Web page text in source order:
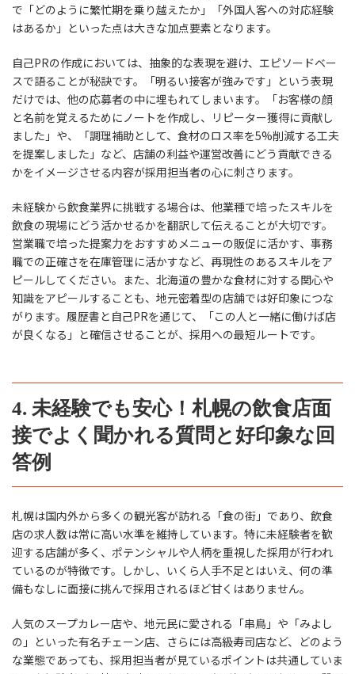
で「どのように繁忙期を乗り越えたか」「外国人客への対応経験
はあるか」といった点は大きな加点要素となります。
自己PRの作成においては、抽象的な表現を避け、エピソードベー
スで語ることが秘訣です。「明るい接客が強みです」という表現
だけでは、他の応募者の中に埋もれてしまいます。「お客様の顔
と名前を覚えるためにノートを作成し、リピーター獲得に貢献し
ました」や、「調理補助として、食材のロス率を5%削減する工夫
を提案しました」など、店舗の利益や運営改善にどう貢献できる
かをイメージさせる内容が採用担当者の心に刺さります。
未経験から飲食業界に挑戦する場合は、他業種で培ったスキルを
飲食の現場にどう活かせるかを翻訳して伝えることが大切です。
営業職で培った提案力をおすすめメニューの販促に活かす、事務
職での正確さを在庫管理に活かすなど、再現性のあるスキルをア
ピールしてください。また、北海道の豊かな食材に対する関心や
知識をアピールすることも、地元密着型の店舗では好印象につな
がります。履歴書と自己PRを通じて、「この人と一緒に働けば店
が良くなる」と確信させることが、採用への最短ルートです。
4. 未経験でも安心！札幌の飲食店面
接でよく聞かれる質問と好印象な回
答例
札幌は国内外から多くの観光客が訪れる「食の街」であり、飲食
店の求人数は常に高い水準を維持しています。特に未経験者を歓
迎する店舗が多く、ポテンシャルや人柄を重視した採用が行われ
ているのが特徴です。しかし、いくら人手不足とはいえ、何の準
備もなしに面接に挑んで採用されるほど甘くはありません。
人気のスープカレー店や、地元民に愛される「串鳥」や「みよし
の」といった有名チェーン店、さらには高級寿司店など、どのよう
な業態であっても、採用担当者が見ているポイントは共通していま